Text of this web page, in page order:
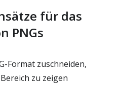
für das
PNGs
Format zuschneiden,
zu zeigen